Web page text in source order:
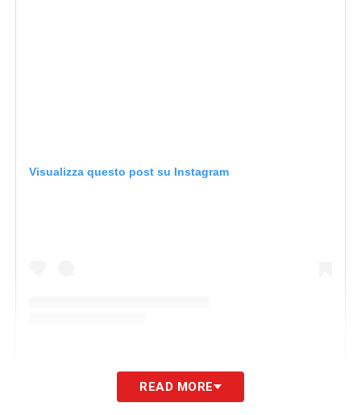
Visualizza questo post su Instagram
READ MORE